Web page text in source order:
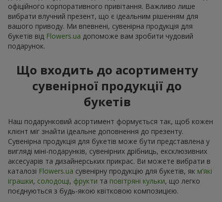
офіційного корпоративного привітання. Важливо лише
вибрати влучний презент, що є ідеальним рішенням для
вашого приводу. Ми впевнені, сувенірна продукція для
букетів від Flowers.ua допоможе вам зробити чудовий
подарунок.
Що входить до асортименту
сувенірної продукції до
букетів
Наш подарунковий асортимент формується так, щоб кожен
клієнт міг знайти ідеальне доповнення до презенту.
Сувенірна продукція для букетів може бути представлена у
вигляді міні-подарунків, сувенірних дрібниць, ексклюзивних
аксесуарів та дизайнерських прикрас. Ви можете вибрати в
каталозі Flowers.ua cувенірну продукцію для букетів, як м’які
іграшки, солодощі, фрукти та повітряні кульки, що легко
поєднуються з будь-якою квітковою композицією.